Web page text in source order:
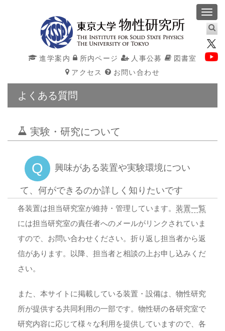
進学案内 所内ページ 人事公募
図書室
アクセス
お問い合わせ
よくある質問
実験・研究について
Q 興味がある装置や実験環境につい
て、何ができるのか詳しく知りたいです
各装置は担当研究室が維持・管理しています。 装置一覧
には担当研究室の責任者へのメールがリンクされていま
すので、お問い合わせください。折り返し担当者から返
信があります。以降、担当者と相談の上お申し込みくだ
さい。
また、本サイトに掲載している装置・設備は、物性研究
所が提供する共同利用の一部です。物性研の各研究室で
研究内容に応じて様々な利用を提供していますので、各